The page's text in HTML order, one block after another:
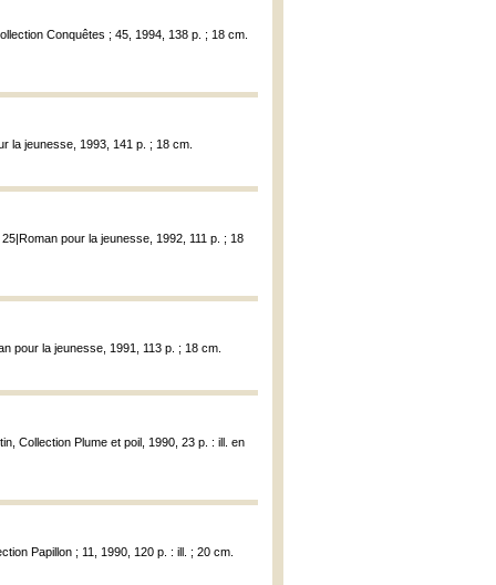
Conquêtes ; 45, 1994, 138 p. ; 18 cm.
la jeunesse, 1993, 141 p. ; 18 cm.
pour la jeunesse, 1992, 111 p. ; 18
pour la jeunesse, 1991, 113 p. ; 18 cm.
Collection Plume et poil, 1990, 23 p. : ill. en
Papillon ; 11, 1990, 120 p. : ill. ; 20 cm.